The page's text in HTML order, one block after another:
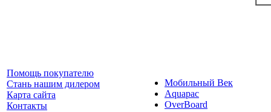
Помощь покупателю
Стань нашим дилером
Карта сайта
Контакты
Мобильный Век
Aquapac
OverBoard